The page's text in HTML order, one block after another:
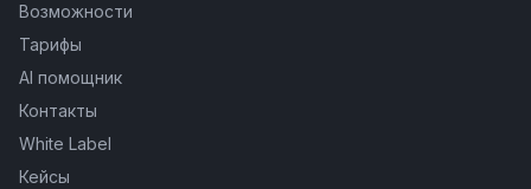
Возможности
Тарифы
AI помощник
Контакты
White Label
Кейсы